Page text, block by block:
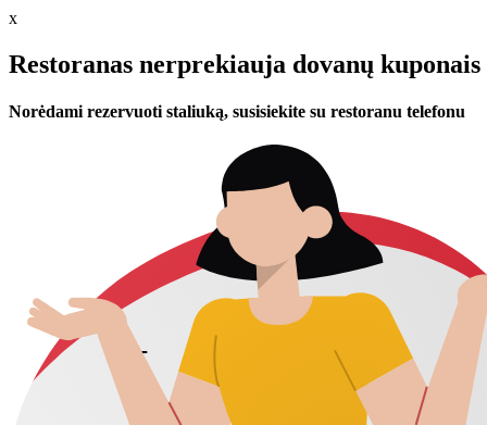
x
Restoranas nerprekiauja dovanų
Norėdami rezervuoti staliuką, susisiekite su restoranu telefonu